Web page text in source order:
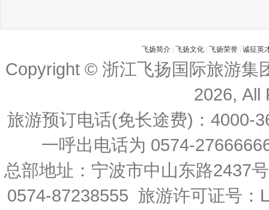
飞扬简介 飞扬文化 飞扬荣誉 诚征英
Copyright © 浙江飞扬国际旅游集
2026, All
旅游预订电话(免长途费)：4000-
一呼出电话为 0574-
总部地址：宁波市中山东路2437
0574-87238555 旅游许可证号